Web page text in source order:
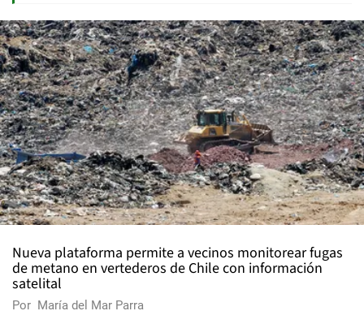
Nueva plataforma permite a vecinos monitorear fugas
de metano en vertederos de Chile con información
satelital
Por María del Mar Parra